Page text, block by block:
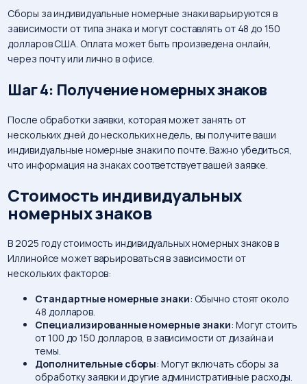
Сборы за индивидуальные номерные знаки варьируются в
зависимости от типа знака и могут составлять от 48 до 150
долларов США. Оплата может быть произведена онлайн,
через почту или лично в офисе.
Шаг 4: Получение номерных знаков
После обработки заявки, которая может занять от
нескольких дней до нескольких недель, вы получите ваши
индивидуальные номерные знаки по почте. Важно убедиться,
что информация на знаках соответствует вашей заявке.
Стоимость индивидуальных
номерных знаков
В 2025 году стоимость индивидуальных номерных знаков в
Иллинойсе может варьироваться в зависимости от
нескольких факторов:
Стандартные номерные знаки: Обычно стоят около
48 долларов.
Специализированные номерные знаки: Могут стоить
от 100 до 150 долларов, в зависимости от дизайна и
темы.
Дополнительные сборы: Могут включать сборы за
обработку заявки и другие административные расходы.